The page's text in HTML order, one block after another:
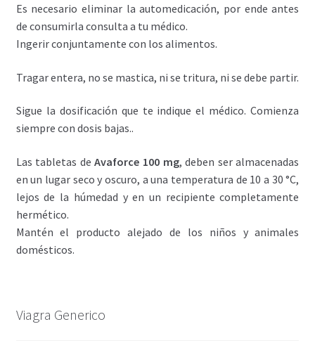
Es necesario eliminar la automedicación, por ende antes
de consumirla consulta a tu médico.
Ingerir conjuntamente con los alimentos.
Tragar entera, no se mastica, ni se tritura, ni se debe partir.
Sigue la dosificación que te indique el médico. Comienza
siempre con dosis bajas..
Las tabletas deAvaforce 100 mg, deben ser almacenadas
en un lugar seco y oscuro, a una temperatura de 10 a 30 °C,
lejos de la húmedad y en un recipiente completamente
hermético.
Mantén el producto alejado de los niños y animales
domésticos.
Viagra Generico